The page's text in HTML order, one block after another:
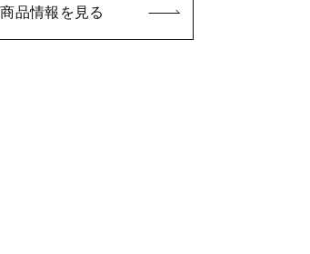
品情報を見る